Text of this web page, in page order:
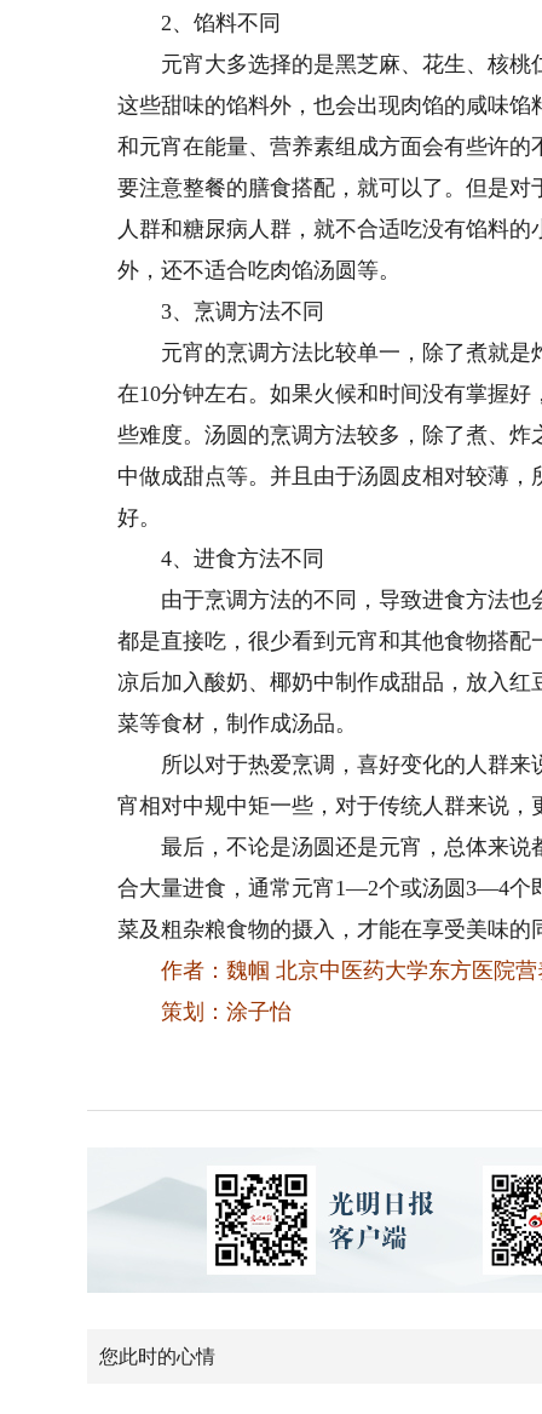
2、馅料不同
元宵大多选择的是黑芝麻、花生、核桃
这些甜味的馅料外，也会出现肉馅的咸味
和元宵在能量、营养素组成方面会有些许
要注意整餐的膳食搭配，就可以了。但是
人群和糖尿病人群，就不合适吃没有馅料
外，还不适合吃肉馅汤圆等。
3、烹调方法不同
元宵的烹调方法比较单一，除了煮就是
在10分钟左右。如果火候和时间没有掌握
些难度。汤圆的烹调方法较多，除了煮、
中做成甜点等。并且由于汤圆皮相对较薄
好。
4、进食方法不同
由于烹调方法的不同，导致进食方法也
都是直接吃，很少看到元宵和其他食物搭
凉后加入酸奶、椰奶中制作成甜品，放入
菜等食材，制作成汤品。
所以对于热爱烹调，喜好变化的人群来
宵相对中规中矩一些，对于传统人群来说，
最后，不论是汤圆还是元宵，总体来说
合大量进食，通常元宵1—2个或汤圆3—4个
菜及粗杂粮食物的摄入，才能在享受美味
作者：魏帼 北京中医药大学东方医院营
策划：涂子怡
您此时的心情